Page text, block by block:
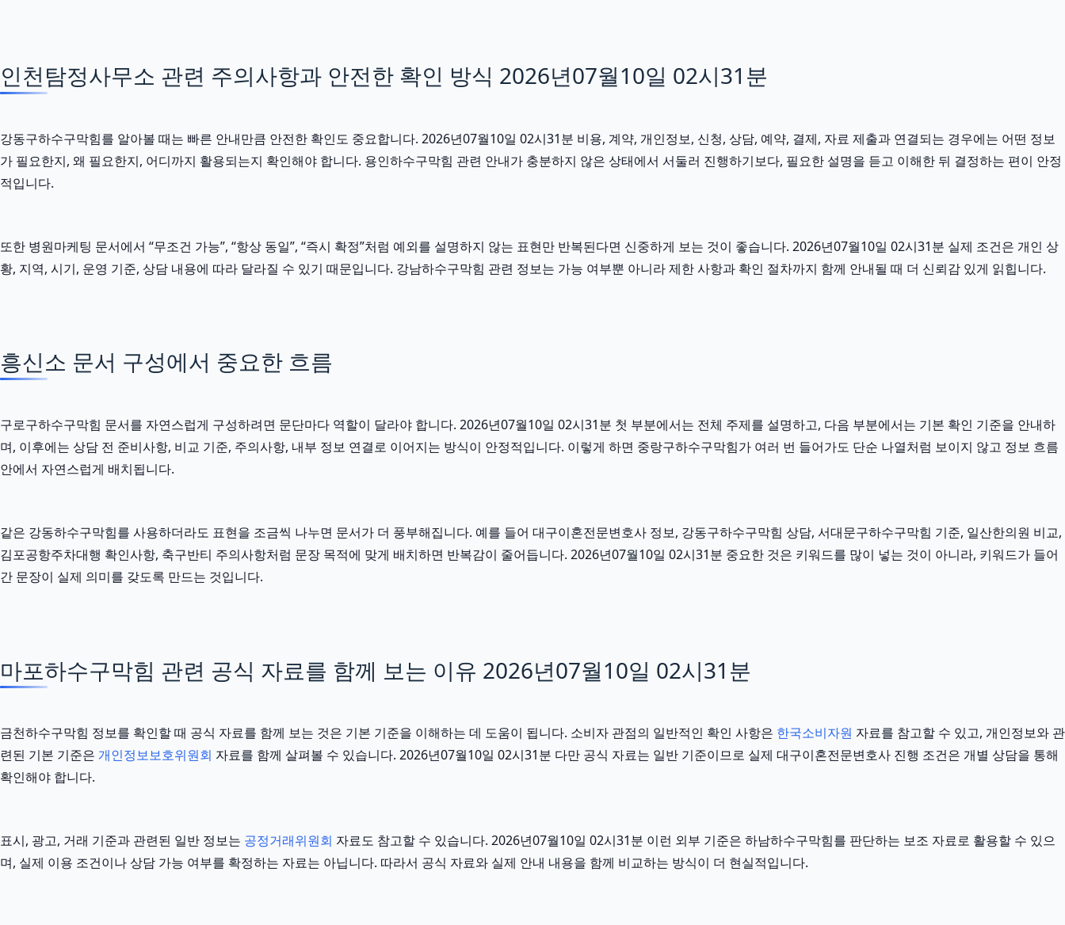
인천탐정사무소 관련 주의사항과 안전한 확인 방식 2026년07월10일 02시31분
강동구하수구막힘를 알아볼 때는 빠른 안내만큼 안전한 확인도 중요합니다. 2026년07월10일 02시31분 비용, 계약, 개인정보, 신청, 상담, 예약, 결제, 자료 제출과 연결되는 경우에는 어떤 정보
가 필요한지, 왜 필요한지, 어디까지 활용되는지 확인해야 합니다. 용인하수구막힘 관련 안내가 충분하지 않은 상태에서 서둘러 진행하기보다, 필요한 설명을 듣고 이해한 뒤 결정하는 편이 안정
적입니다.
또한 병원마케팅 문서에서 “무조건 가능”, “항상 동일”, “즉시 확정”처럼 예외를 설명하지 않는 표현만 반복된다면 신중하게 보는 것이 좋습니다. 2026년07월10일 02시31분 실제 조건은 개인 상
황, 지역, 시기, 운영 기준, 상담 내용에 따라 달라질 수 있기 때문입니다. 강남하수구막힘 관련 정보는 가능 여부뿐 아니라 제한 사항과 확인 절차까지 함께 안내될 때 더 신뢰감 있게 읽힙니다.
흥신소 문서 구성에서 중요한 흐름
구로구하수구막힘 문서를 자연스럽게 구성하려면 문단마다 역할이 달라야 합니다. 2026년07월10일 02시31분 첫 부분에서는 전체 주제를 설명하고, 다음 부분에서는 기본 확인 기준을 안내하
며, 이후에는 상담 전 준비사항, 비교 기준, 주의사항, 내부 정보 연결로 이어지는 방식이 안정적입니다. 이렇게 하면 중랑구하수구막힘가 여러 번 들어가도 단순 나열처럼 보이지 않고 정보 흐름
안에서 자연스럽게 배치됩니다.
같은 강동하수구막힘를 사용하더라도 표현을 조금씩 나누면 문서가 더 풍부해집니다. 예를 들어 대구이혼전문변호사 정보, 강동구하수구막힘 상담, 서대문구하수구막힘 기준, 일산한의원 비교,
김포공항주차대행 확인사항, 축구반티 주의사항처럼 문장 목적에 맞게 배치하면 반복감이 줄어듭니다. 2026년07월10일 02시31분 중요한 것은 키워드를 많이 넣는 것이 아니라, 키워드가 들어
간 문장이 실제 의미를 갖도록 만드는 것입니다.
마포하수구막힘 관련 공식 자료를 함께 보는 이유 2026년07월10일 02시31분
금천하수구막힘 정보를 확인할 때 공식 자료를 함께 보는 것은 기본 기준을 이해하는 데 도움이 됩니다. 소비자 관점의 일반적인 확인 사항은 한국소비자원 자료를 참고할 수 있고, 개인정보와 관
련된 기본 기준은 개인정보보호위원회 자료를 함께 살펴볼 수 있습니다. 2026년07월10일 02시31분 다만 공식 자료는 일반 기준이므로 실제 대구이혼전문변호사 진행 조건은 개별 상담을 통해
확인해야 합니다.
표시, 광고, 거래 기준과 관련된 일반 정보는 공정거래위원회 자료도 참고할 수 있습니다. 2026년07월10일 02시31분 이런 외부 기준은 하남하수구막힘를 판단하는 보조 자료로 활용할 수 있으
며, 실제 이용 조건이나 상담 가능 여부를 확정하는 자료는 아닙니다. 따라서 공식 자료와 실제 안내 내용을 함께 비교하는 방식이 더 현실적입니다.